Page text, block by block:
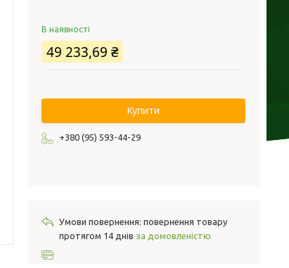
В наявності
49 233,69 ₴
Купити
+380 (95) 593-44-29
повернення товару
протягом 14 днів за домовленістю